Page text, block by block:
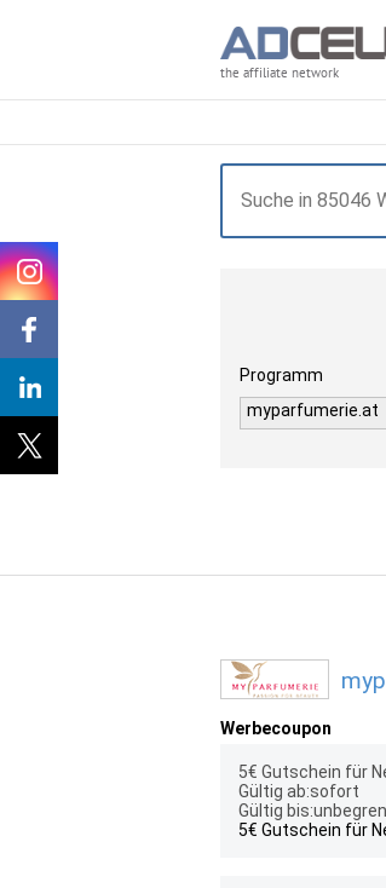
the affiliate network
Programm
myparfumerie.at
Werbecoupon
5€ Gutschein für
Gültig ab:sofort
Gültig
5€ Gutschein für